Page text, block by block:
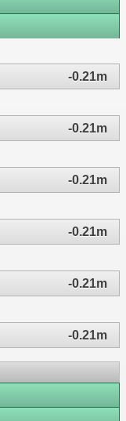
-0.21m
-0.21m
-0.21m
-0.21m
-0.21m
-0.21m